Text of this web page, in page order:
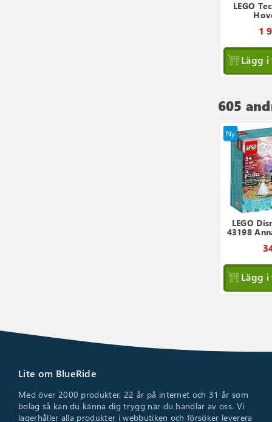
LEGO
1
Lägg
605
Ny
LEGO
43198
Lägg
Lite om BlueRide
Med över 2000 produkter, 22 år på internet och 31 år som
bolag så kan du känna dig trygg när du handlar av oss. Vi
lagerhåller alla produkter i webbutiken och försöker leverera